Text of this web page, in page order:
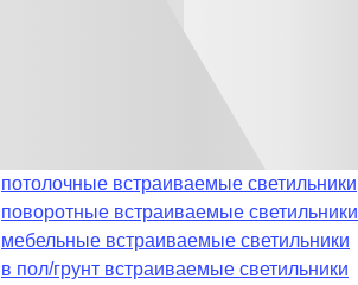
потолочные встраиваемые светильники
поворотные встраиваемые светильники
мебельные встраиваемые светильники
в пол/грунт встраиваемые светильники